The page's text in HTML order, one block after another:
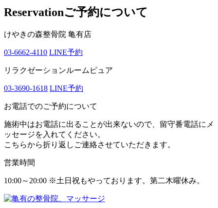
Reservationご予約について
けやきの森整骨院 亀有店
03-6662-4110 LINE予約
リラクゼーションルームピュア
03-3690-1618 LINE予約
お電話でのご予約について
施術中はお電話に出ることが出来ないので、留守番電話にメ
ッセージを入れてください。
こちらから折り返しご連絡させていただきます。
営業時間
10:00～20:00 ※土日祝もやっております。第二木曜休み。